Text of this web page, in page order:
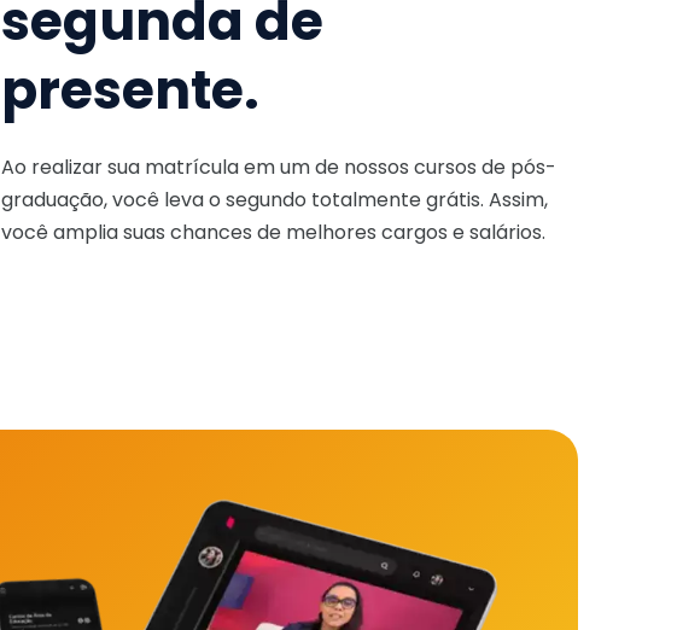
segunda de
presente.
Ao realizar sua matrícula em um de nossos cursos de pós-
graduação, você leva o segundo totalmente grátis. Assim,
você amplia suas chances de melhores cargos e salários.